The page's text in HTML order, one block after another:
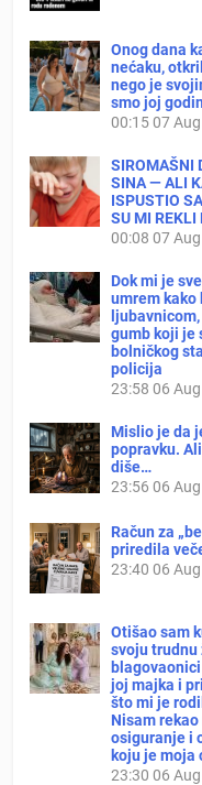
Onog dana
nećaku,
nego je
smo joj
00:1507
SIROMAŠNI
SINA — ALI
ISPUSTIO
SU MI
00:08 07
Dok mi je
umrem kako
gumb koji je
bolničkog
policija
23:58 06
Mislio je da
popravku.
diše…
23:56 06
Račun za
priredila
23:40 06
Otišao sam
svoju trudnu
joj majka i
što mi je
Nisam
osiguranje i
koju je moja
23:30 06